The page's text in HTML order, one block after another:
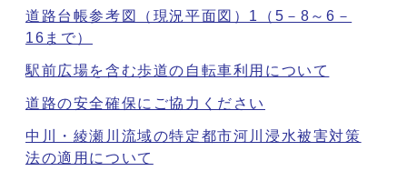
道路台帳参考図（現況平面図）1（5－8～6－
16まで）
駅前広場を含む歩道の自転車利用について
道路の安全確保にご協力ください
中川・綾瀬川流域の特定都市河川浸水被害対策
法の適用について